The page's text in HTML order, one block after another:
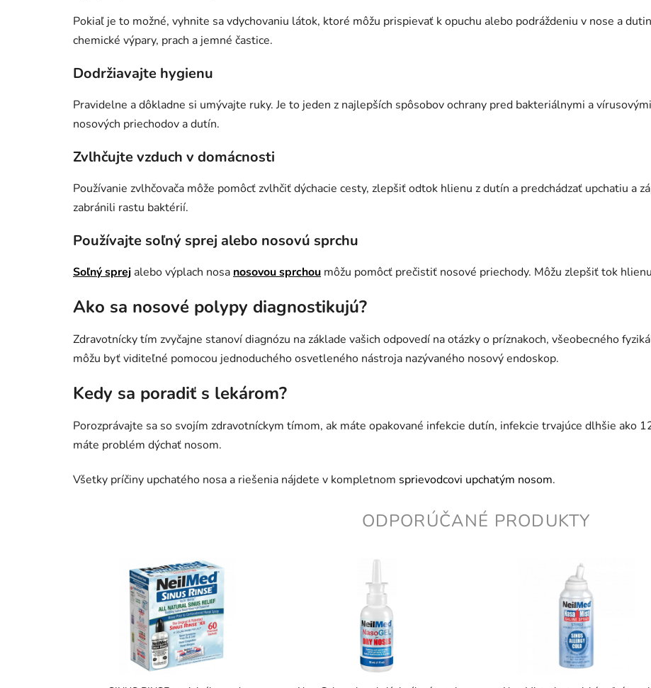
Pokiaľ je to možné, vyhnite sa vdychovaniu látok, ktoré môžu prispievať k opuchu alebo podráždeniu v nose a
chemické výpary, prach a jemné častice.
Dodržiavajte hygienu
Pravidelne a dôkladne si umývajte ruky. Je to jeden z najlepších spôsobov ochrany pred bakteriálnymi a
nosových priechodov a dutín.
Zvlhčujte vzduch v domácnosti
Používanie zvlhčovača môže pomôcť zvlhčiť dýchacie cesty, zlepšiť odtok hlienu z dutín a predchádzať upchatiu a
zabránili rastu baktérií.
Používajte soľný sprej alebo nosovú sprchu
Soľný sprej alebo výplach nosa nosovou sprchou môžu pomôcť prečistiť nosové priechody. Môžu zlepšiť tok
Ako sa nosové polypy diagnostikujú?
Zdravotnícky tím zvyčajne stanoví diagnózu na základe vašich odpovedí na otázky o príznakoch, všeobecného
môžu byť viditeľné pomocou jednoduchého osvetleného nástroja nazývaného nosový endoskop.
Kedy sa poradiť s lekárom?
Porozprávajte sa so svojím zdravotníckym tímom, ak máte opakované infekcie dutín, infekcie trvajúce dlhšie ako
máte problém dýchať nosom.
Všetky príčiny upchatého nosa a riešenia nájdete v kompletnom sprievodcovi upchatým nosom.
ODPORÚČANÉ PRODUKTY